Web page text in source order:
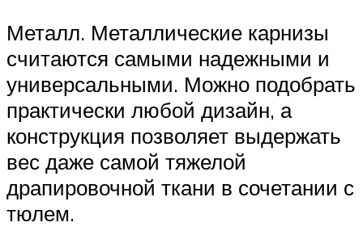
Металл. Металлические карнизы
считаются самыми надежными и
универсальными. Можно подобрать
практически любой дизайн, а
конструкция позволяет выдержать
вес даже самой тяжелой
драпировочной ткани в сочетании с
тюлем.